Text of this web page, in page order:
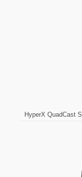
HyperX QuadCast S